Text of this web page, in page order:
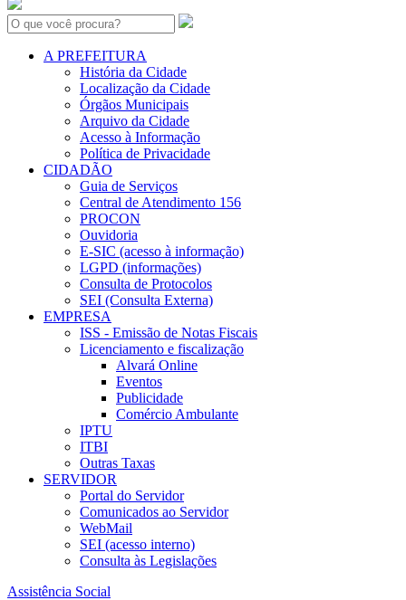
Search:
A PREFEITURA
História da Cidade
Localização da Cidade
Órgãos Municipais
Arquivo da Cidade
Acesso à Informação
Política de Privacidade
CIDADÃO
Guia de Serviços
Central de Atendimento 156
PROCON
Ouvidoria
E-SIC (acesso à informação)
LGPD (informações)
Consulta de Protocolos
SEI (Consulta Externa)
EMPRESA
ISS - Emissão de Notas Fiscais
Licenciamento e fiscalização
Alvará Online
Eventos
Publicidade
Comércio Ambulante
IPTU
ITBI
Outras Taxas
SERVIDOR
Portal do Servidor
Comunicados ao Servidor
WebMail
SEI (acesso interno)
Consulta às Legislações
Assistência Social